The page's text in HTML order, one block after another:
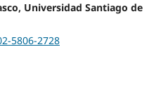
Universidad Santiago de
5806-2728